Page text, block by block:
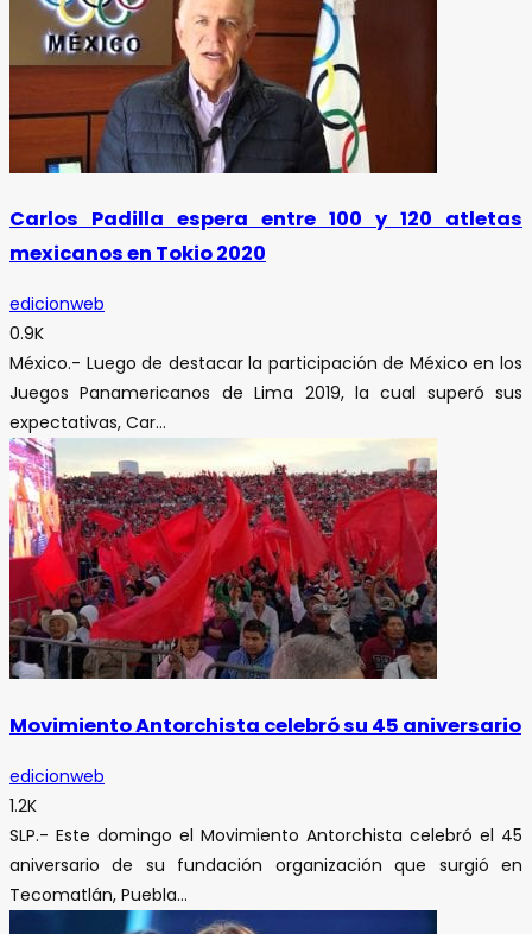
Carlos Padilla espera entre 100 y 120 atletas
mexicanos en Tokio 2020
edicionweb
0.9K
México.- Luego de destacar la participación de México en los
Juegos Panamericanos de Lima 2019, la cual superó sus
expectativas, Car...
Movimiento Antorchista celebró su 45 aniversario
edicionweb
1.2K
SLP.- Este domingo el Movimiento Antorchista celebró el 45
aniversario de su fundación organización que surgió en
Tecomatlán, Puebla...